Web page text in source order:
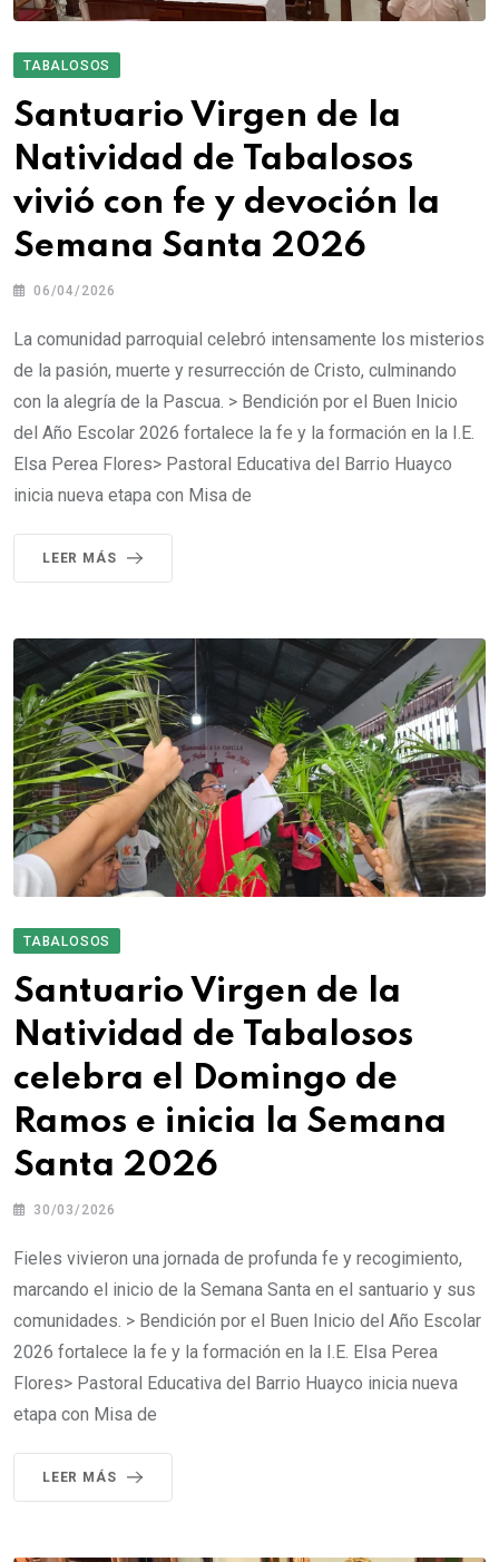
TABALOSOS
Santuario Virgen de la
Natividad de Tabalosos
vivió con fe y devoción la
Semana Santa 2026
06/04/2026
La comunidad parroquial celebró intensamente los misterios
de la pasión, muerte y resurrección de Cristo, culminando
con la alegría de la Pascua. > Bendición por el Buen Inicio
del Año Escolar 2026 fortalece la fe y la formación en la I.E.
Elsa Perea Flores> Pastoral Educativa del Barrio Huayco
inicia nueva etapa con Misa de
LEER MÁS
TABALOSOS
Santuario Virgen de la
Natividad de Tabalosos
celebra el Domingo de
Ramos e inicia la Semana
Santa 2026
30/03/2026
Fieles vivieron una jornada de profunda fe y recogimiento,
marcando el inicio de la Semana Santa en el santuario y sus
comunidades. > Bendición por el Buen Inicio del Año Escolar
2026 fortalece la fe y la formación en la I.E. Elsa Perea
Flores> Pastoral Educativa del Barrio Huayco inicia nueva
etapa con Misa de
LEER MÁS